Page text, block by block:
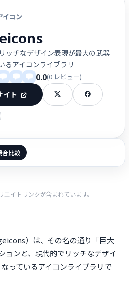
イコン
ッチなデザイン表現が最大の武器
るアイコンライブラリ
0.0(0 レビュー)
イト
合比較
イトリンクが含まれています。
）は、その名の通り「巨大
ョンと、現代的でリッチなデザイ
っているアイコンライブラリで